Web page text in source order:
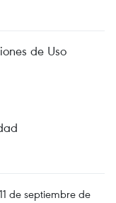
de Uso
de septiembre de